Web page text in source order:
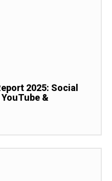
2025: Social
&